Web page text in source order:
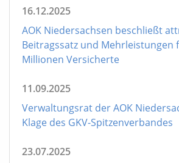
16.12.2025
AOK Niedersachsen beschließt
Beitragssatz und Mehrleistungen
Millionen Versicherte
11.09.2025
Verwaltungsrat der AOK
Klage des GKV-Spitzenverbandes
23.07.2025